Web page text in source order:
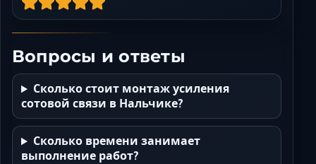
Вопросы и ответы
Сколько стоит монтаж усиления
сотовой связи в Нальчике?
Сколько времени занимает
выполнение работ?